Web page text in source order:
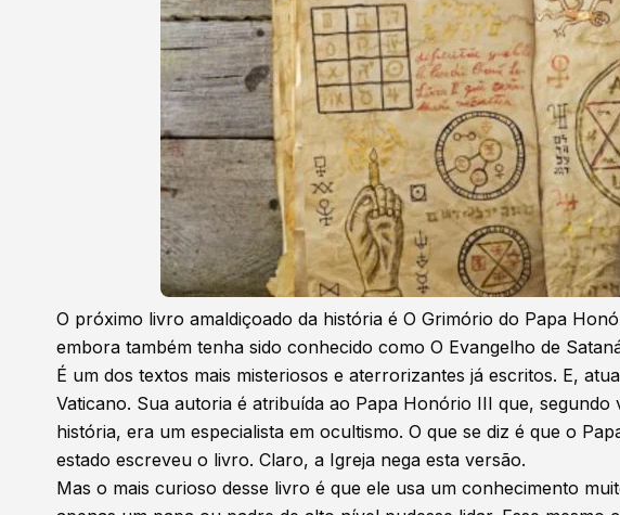
O próximo livro amaldiçoado da história é O Grimório do Papa
embora também tenha sido conhecido como O Evangelho de
É um dos textos mais misteriosos e aterrorizantes já escritos. E,
Vaticano. Sua autoria é atribuída ao Papa Honório III que, segundo
história, era um especialista em ocultismo. O que se diz é que o
estado escreveu o livro. Claro, a Igreja nega esta versão.
Mas o mais curioso desse livro é que ele usa um conhecimento